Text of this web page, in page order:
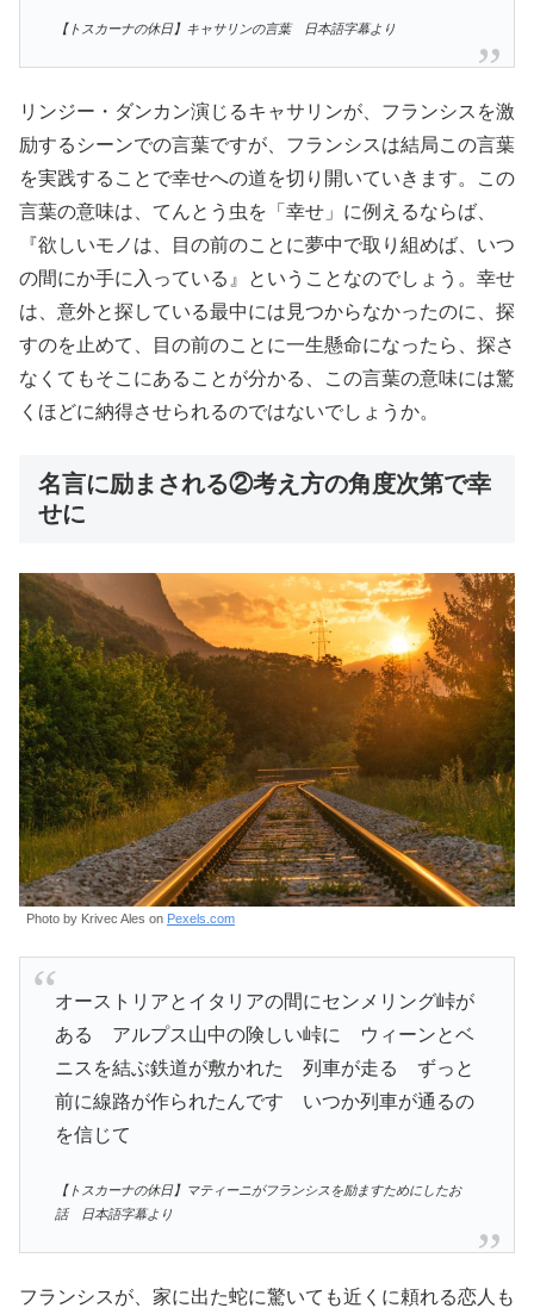
【トスカーナの休日】キャサリンの言葉 日本語字幕より
リンジー・ダンカン演じるキャサリンが、フランシスを激
励するシーンでの言葉ですが、フランシスは結局この言葉
を実践することで幸せへの道を切り開いていきます。この
言葉の意味は、てんとう虫を「幸せ」に例えるならば、
『欲しいモノは、目の前のことに夢中で取り組めば、いつ
の間にか手に入っている』ということなのでしょう。幸せ
は、意外と探している最中には見つからなかったのに、探
すのを止めて、目の前のことに一生懸命になったら、探さ
なくてもそこにあることが分かる、この言葉の意味には驚
くほどに納得させられるのではないでしょうか。
名言に励まされる②考え方の角度次第で幸
せに
Photo by Krivec Ales on Pexels.com
オーストリアとイタリアの間にセンメリング峠が
ある アルプス山中の険しい峠に ウィーンとベ
ニスを結ぶ鉄道が敷かれた 列車が走る ずっと
前に線路が作られたんです いつか列車が通るの
を信じて
【トスカーナの休日】マティーニがフランシスを励ますためにしたお
話 日本語字幕より
フランシスが、家に出た蛇に驚いても近くに頼れる恋人も